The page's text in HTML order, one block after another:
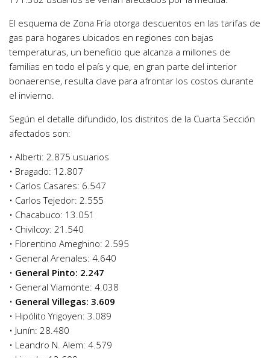
El esquema de Zona Fría otorga descuentos en las tarifas de
gas para hogares ubicados en regiones con bajas
temperaturas, un beneficio que alcanza a millones de
familias en todo el país y que, en gran parte del interior
bonaerense, resulta clave para afrontar los costos durante
el invierno.
Según el detalle difundido, los distritos de la Cuarta Sección
afectados son:
• Alberti: 2.875 usuarios
• Bragado: 12.807
• Carlos Casares: 6.547
• Carlos Tejedor: 2.555
• Chacabuco: 13.051
• Chivilcoy: 21.540
• Florentino Ameghino: 2.595
• General Arenales: 4.640
• General Pinto: 2.247
• General Viamonte: 4.038
• General Villegas: 3.609
• Hipólito Yrigoyen: 3.089
• Junín: 28.480
• Leandro N. Alem: 4.579